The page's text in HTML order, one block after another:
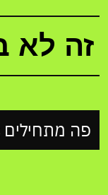
זה לא
פה מתחילים